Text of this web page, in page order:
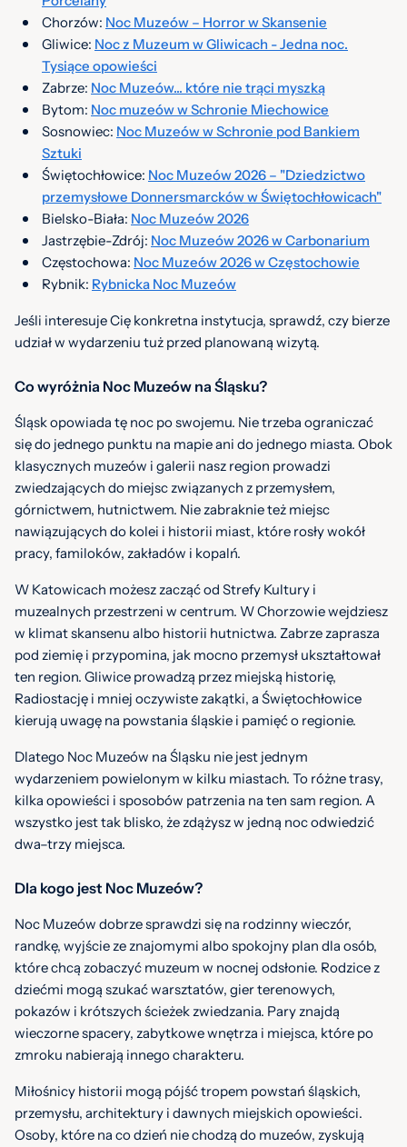
Chorzów: Noc Muzeów – Horror w Skansenie
Gliwice: Noc z Muzeum w Gliwicach - Jedna noc.
Tysiące opowieści
Zabrze: Noc Muzeów... które nie trąci myszką
Bytom: Noc muzeów w Schronie Miechowice
Sosnowiec: Noc Muzeów w Schronie pod Bankiem
Sztuki
Świętochłowice: Noc Muzeów 2026 – "Dziedzictwo
przemysłowe Donnersmarcków w Świętochłowicach"
Bielsko-Biała: Noc Muzeów 2026
Jastrzębie-Zdrój: Noc Muzeów 2026 w Carbonarium
Częstochowa: Noc Muzeów 2026 w Częstochowie
Rybnik: Rybnicka Noc Muzeów
Jeśli interesuje Cię konkretna instytucja, sprawdź, czy bierze
udział w wydarzeniu tuż przed planowaną wizytą.
Co wyróżnia Noc Muzeów na Śląsku?
Śląsk opowiada tę noc po swojemu. Nie trzeba ograniczać
się do jednego punktu na mapie ani do jednego miasta. Obok
klasycznych muzeów i galerii nasz region prowadzi
zwiedzających do miejsc związanych z przemysłem,
górnictwem, hutnictwem. Nie zabraknie też miejsc
nawiązujących do kolei i historii miast, które rosły wokół
pracy, familoków, zakładów i kopalń.
W Katowicach możesz zacząć od Strefy Kultury i
muzealnych przestrzeni w centrum. W Chorzowie wejdziesz
w klimat skansenu albo historii hutnictwa. Zabrze zaprasza
pod ziemię i przypomina, jak mocno przemysł ukształtował
ten region. Gliwice prowadzą przez miejską historię,
Radiostację i mniej oczywiste zakątki, a Świętochłowice
kierują uwagę na powstania śląskie i pamięć o regionie.
Dlatego Noc Muzeów na Śląsku nie jest jednym
wydarzeniem powielonym w kilku miastach. To różne trasy,
kilka opowieści i sposobów patrzenia na ten sam region. A
wszystko jest tak blisko, że zdążysz w jedną noc odwiedzić
dwa–trzy miejsca.
Dla kogo jest Noc Muzeów?
Noc Muzeów dobrze sprawdzi się na rodzinny wieczór,
randkę, wyjście ze znajomymi albo spokojny plan dla osób,
które chcą zobaczyć muzeum w nocnej odsłonie. Rodzice z
dziećmi mogą szukać warsztatów, gier terenowych,
pokazów i krótszych ścieżek zwiedzania. Pary znajdą
wieczorne spacery, zabytkowe wnętrza i miejsca, które po
zmroku nabierają innego charakteru.
Miłośnicy historii mogą pójść tropem powstań śląskich,
przemysłu, architektury i dawnych miejskich opowieści.
Osoby, które na co dzień nie chodzą do muzeów, zyskują